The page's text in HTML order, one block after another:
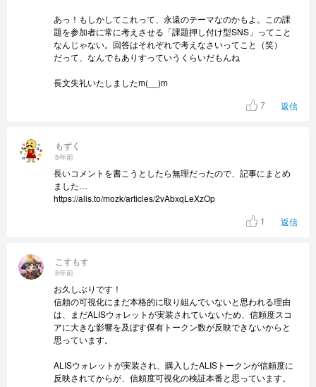
こすもす
8年前
お久しぶりです！
信頼の可視化にまだ本格的に取り組んでいないと思われる理由
は、まだALISウォレットが実装されていないため、信頼度スコ
アに大きな影響を及ぼす保有トークン数が反映できないからと
思っています。
ALISウォレットが実装され、購入したALISトークンが信頼度に
反映されてからが、信頼度可視化の検証本番と思っています。
もずく
8年前
長いコメントを書こうとしたら無理だったので、記事にまとめ
ました…
https://alis.to/mozk/articles/2vAbxqLeXzOp
1
返信
あっ！もしかしてこれって、永遠のテーマなのかもよ。この課
題を参加者に常に考えさせる「課題押し付け型SNS」ってこと
なんじゃない。回答はそれぞれで考えなさいってこと（笑）
だって、なんでもありすっていうくらいだもんね
長文失礼いたしましたm(__)m
7
返信